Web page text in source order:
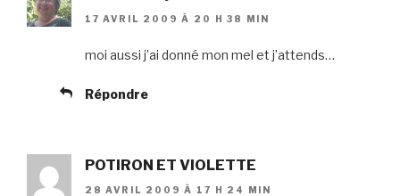
17 AVRIL 2009 À 20 H 38 MIN
moi aussi j’ai donné mon mel et j’attends…
Répondre
POTIRON ET VIOLETTE
28 AVRIL 2009 À 17 H 24 MIN